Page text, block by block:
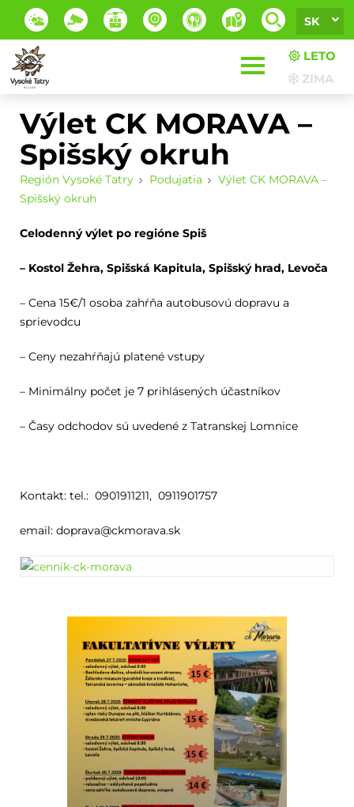
SK
LETO
ZIMA
Výlet CK MORAVA –
Spišský okruh
Región Vysoké Tatry Podujatia
Výlet CK MORAVA –
Spišský okruh
Celodenný výlet po regióne Spiš
– Kostol Žehra, Spišská Kapitula, Spišský hrad, Levoča
– Cena 15€/1 osoba zahŕňa autobusovú dopravu a
sprievodcu
– Ceny nezahŕňajú platené vstupy
– Minimálny počet je 7 prihlásených účastníkov
– Časy odchodov sú uvedené z Tatranskej Lomnice
Kontakt: tel.: 0901911211, 0911901757
email: doprava@ckmorava.sk